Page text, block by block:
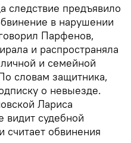
следствие предъявило
в нарушении
Парфенов,
и распространяла
и семейной
словам защитника,
о невыезде.
Лариса
видит судебной
считает обвинения